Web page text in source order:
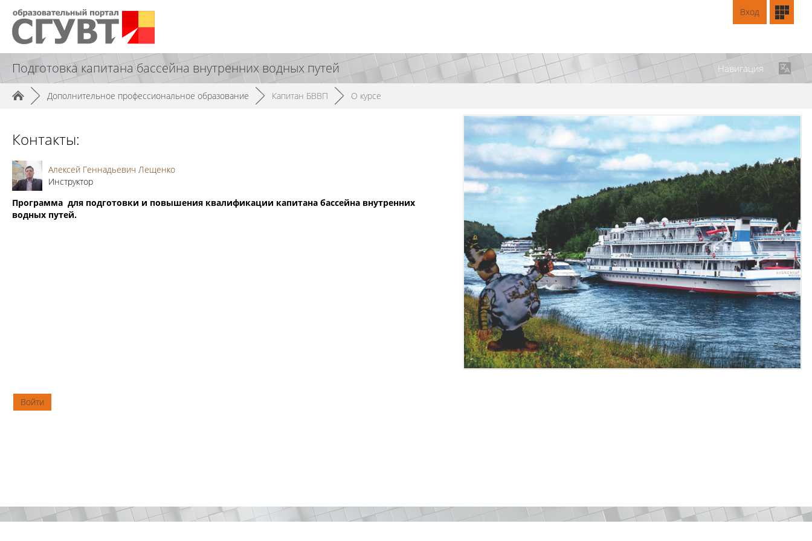
Вход
Подготовка капитана бассейна внутренних водных путей
► Дополнительное профессиональное образование ► Капитан БВВП ► О курсе
Контакты:
Алексей Геннадьевич Лещенко
Инструктор
Программа для подготовки и повышения квалификации капитана бассейна внутренних
водных путей.
Войти
Навигация